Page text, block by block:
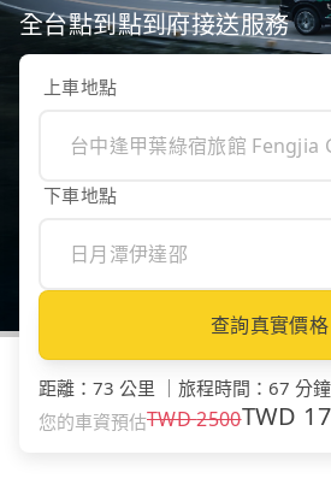
全台點到點到府接送服務
上車地點
下車地點
查詢真實價格
距離 ： 73 公里 旅程時間 ： 67 分鐘
您的車資預估TWD2500TWD